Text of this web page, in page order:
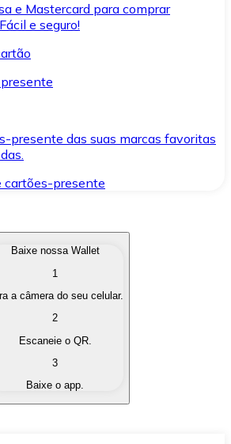
e Mastercard para comprar
e seguro!
presente das suas marcas favoritas
cartões-presente
de seu interesse de forma
criptomoedas em moeda fiduciária
por outra
Baixe nossa Wallet
1
a câmera do seu celular.
2
Escaneie o QR.
3
Baixe o app.